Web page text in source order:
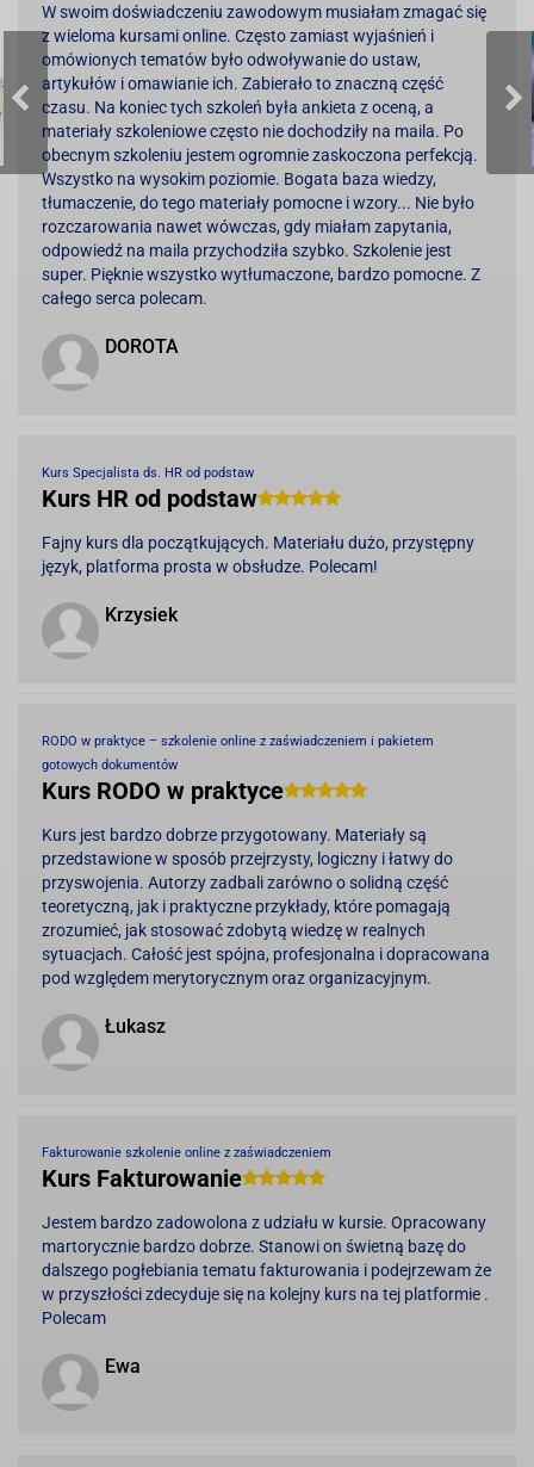
W swoim doświadczeniu zawodowym musiałam zmagać się
z wieloma kursami online. Często zamiast wyjaśnień i
omówionych tematów było odwoływanie do ustaw,
artykułów i omawianie ich. Zabierało to znaczną część
czasu. Na koniec tych szkoleń była ankieta z oceną, a
materiały szkoleniowe często nie dochodziły na maila. Po
obecnym szkoleniu jestem ogromnie zaskoczona perfekcją.
Wszystko na wysokim poziomie. Bogata baza wiedzy,
tłumaczenie, do tego materiały pomocne i wzory... Nie było
rozczarowania nawet wówczas, gdy miałam zapytania,
odpowiedź na maila przychodziła szybko. Szkolenie jest
super. Pięknie wszystko wytłumaczone, bardzo pomocne. Z
całego serca polecam.
DOROTA
Kurs Specjalista ds. HR od podstaw
Kurs HR od podstaw
Fajny kurs dla początkujących. Materiału dużo, przystępny
język, platforma prosta w obsłudze. Polecam!
Krzysiek
RODO w praktyce – szkolenie online z zaświadczeniem i pakietem
gotowych dokumentów
Kurs RODO w praktyce
Kurs jest bardzo dobrze przygotowany. Materiały są
przedstawione w sposób przejrzysty, logiczny i łatwy do
przyswojenia. Autorzy zadbali zarówno o solidną część
teoretyczną, jak i praktyczne przykłady, które pomagają
zrozumieć, jak stosować zdobytą wiedzę w realnych
sytuacjach. Całość jest spójna, profesjonalna i dopracowana
pod względem merytorycznym oraz organizacyjnym.
Łukasz
Fakturowanie szkolenie online z zaświadczeniem
Kurs Fakturowanie
Jestem bardzo zadowolona z udziału w kursie. Opracowany
martorycznie bardzo dobrze. Stanowi on świetną bazę do
dalszego pogłebiania tematu fakturowania i podejrzewam że
w przyszłości zdecyduje się na kolejny kurs na tej platformie .
Polecam
Ewa